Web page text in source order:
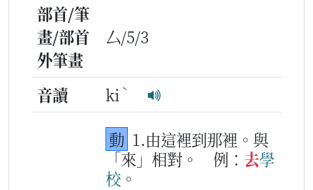
部首/筆
畫/部首
外筆畫
厶/5/3
音讀 ki ˋ
動 1.由這裡到那裡。與
「來」相對。
例： 去學
校 。